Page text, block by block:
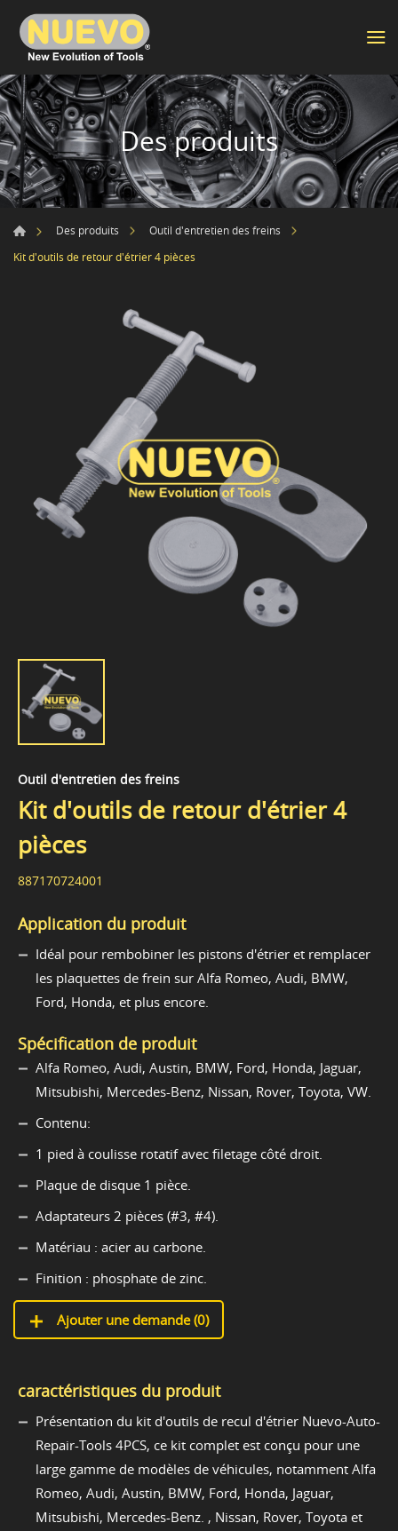
Des produits
Des produits
Outil d'entretien des freins
Kit d'outils de retour d'étrier 4 pièces
Outil d'entretien des freins
Kit d'outils de retour d'étrier 4
pièces
887170724001
Application du produit
Idéal pour rembobiner les pistons d'étrier et remplacer
les plaquettes de frein sur Alfa Romeo, Audi, BMW,
Ford, Honda, et plus encore.
Spécification de produit
Alfa Romeo, Audi, Austin, BMW, Ford, Honda, Jaguar,
Mitsubishi, Mercedes-Benz, Nissan, Rover, Toyota, VW.
Contenu:
1 pied à coulisse rotatif avec filetage côté droit.
Plaque de disque 1 pièce.
Adaptateurs 2 pièces (#3, #4).
Matériau : acier au carbone.
Finition : phosphate de zinc.
Ajouter une demande (0)
caractéristiques du produit
Présentation du kit d'outils de recul d'étrier Nuevo-Auto-
Repair-Tools 4PCS, ce kit complet est conçu pour une
large gamme de modèles de véhicules, notamment Alfa
Romeo, Audi, Austin, BMW, Ford, Honda, Jaguar,
Mitsubishi, Mercedes-Benz. , Nissan, Rover, Toyota et